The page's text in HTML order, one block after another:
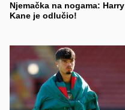
Njemačka na nogama: Harry
Kane je odlučio!